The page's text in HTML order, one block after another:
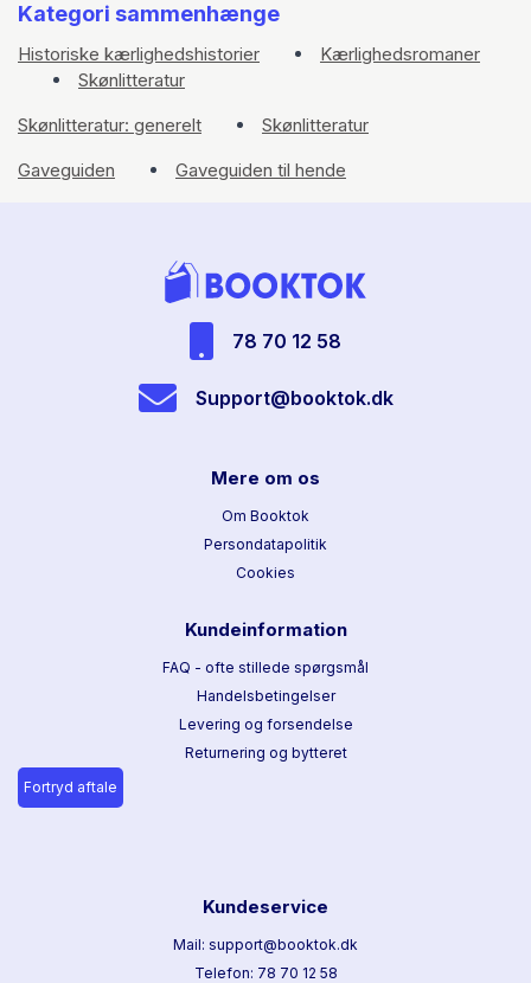
Kategori sammenhænge
Historiske kærlighedshistorier
Kærlighedsromaner
Skønlitteratur
Skønlitteratur: generelt
Skønlitteratur
Gaveguiden
Gaveguiden til hende
78 70 12 58
Support@booktok.dk
Mere om os
Om Booktok
Persondatapolitik
Cookies
Kundeinformation
FAQ - ofte stillede spørgsmål
Handelsbetingelser
Levering og forsendelse
Returnering og bytteret
Fortryd aftale
Kundeservice
Mail: support@booktok.dk
Telefon: 78 70 12 58